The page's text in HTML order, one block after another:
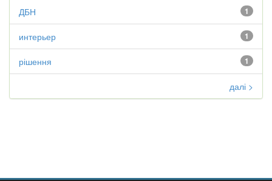
1
ДБН
1
интерьер
1
рішення
далі >